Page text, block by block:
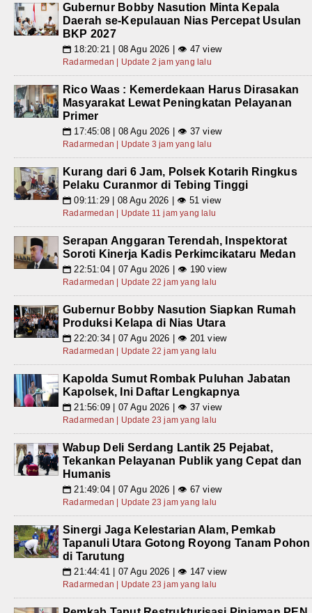
Gubernur Bobby Nasution Minta Kepala
Daerah se-Kepulauan Nias Percepat Usulan
BKP 2027
📅 18:20:21 | 08 Agu 2026 | 👁 47 view
Radarmedan | Update 2 jam yang lalu
Rico Waas : Kemerdekaan Harus Dirasakan
Masyarakat Lewat Peningkatan Pelayanan
Primer
📅 17:45:08 | 08 Agu 2026 | 👁 37 view
Radarmedan | Update 3 jam yang lalu
Kurang dari 6 Jam, Polsek Kotarih Ringkus
Pelaku Curanmor di Tebing Tinggi
📅 09:11:29 | 08 Agu 2026 | 👁 51 view
Radarmedan | Update 11 jam yang lalu
Serapan Anggaran Terendah, Inspektorat
Soroti Kinerja Kadis Perkimcikataru Medan
📅 22:51:04 | 07 Agu 2026 | 👁 190 view
Radarmedan | Update 22 jam yang lalu
Gubernur Bobby Nasution Siapkan Rumah
Produksi Kelapa di Nias Utara
📅 22:20:34 | 07 Agu 2026 | 👁 201 view
Radarmedan | Update 22 jam yang lalu
Kapolda Sumut Rombak Puluhan Jabatan
Kapolsek, Ini Daftar Lengkapnya
📅 21:56:09 | 07 Agu 2026 | 👁 37 view
Radarmedan | Update 23 jam yang lalu
Wabup Deli Serdang Lantik 25 Pejabat,
Tekankan Pelayanan Publik yang Cepat dan
Humanis
📅 21:49:04 | 07 Agu 2026 | 👁 67 view
Radarmedan | Update 23 jam yang lalu
Sinergi Jaga Kelestarian Alam, Pemkab
Tapanuli Utara Gotong Royong Tanam Pohon
di Tarutung
📅 21:44:41 | 07 Agu 2026 | 👁 147 view
Radarmedan | Update 23 jam yang lalu